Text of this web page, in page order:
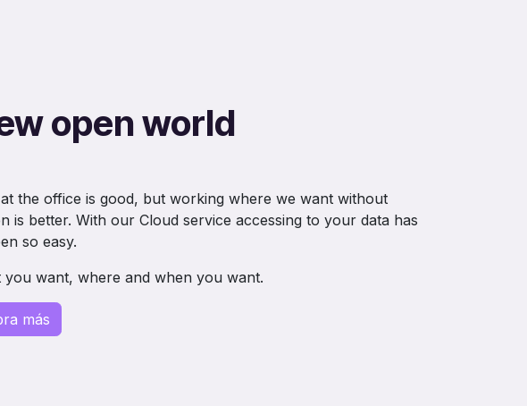
open world
the office is good, but working where we want without
is better. With our Cloud service accessing to your data has
so easy.
you want, where and when you want.
más